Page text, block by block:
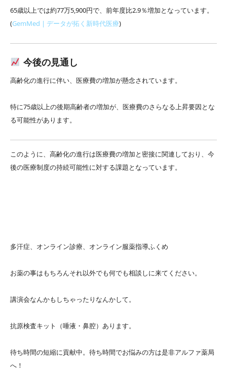
65歳以上では約77万5,900円で、前年度比2.9％増加となっています。
(GemMed | データが拓く新時代医療)
今後の見通し
高齢化の進行に伴い、医療費の増加が懸念されています。
特に75歳以上の後期高齢者の増加が、医療費のさらなる上昇要因とな
る可能性があります。
このように、高齢化の進行は医療費の増加と密接に関連しており、今
後の医療制度の持続可能性に対する課題となっています。
多汗症、オンライン診療、オンライン服薬指導ふくめ
お薬の事はもちろんそれ以外でも何でも相談しに来てください。
講演会なんかもしちゃったりなんかして。
抗原検査キット（唾液・鼻腔）あります。
待ち時間の短縮に貢献中。待ち時間でお悩みの方は是非アルファ薬局
へ！